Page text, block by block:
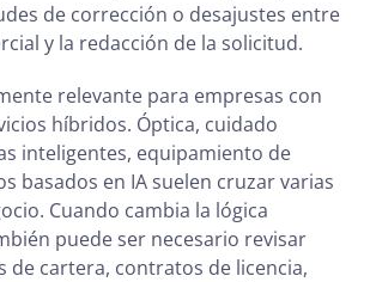
de corrección o desajustes entre
y la redacción de la solicitud.
relevante para empresas con
híbridos. Óptica, cuidado
inteligentes, equipamiento de
basados en IA suelen cruzar varias
Cuando cambia la lógica
puede ser necesario revisar
de cartera, contratos de licencia,